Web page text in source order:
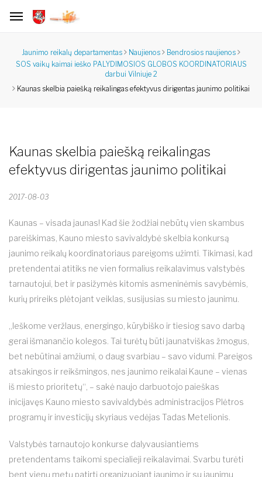
Jaunimo reikalų departamentas Naujienos
Bendrosios naujienos
SOS vaikų kaimai ieško PALYDIMOSIOS GLOBOS KOORDINATORIAUS
darbui Vilniuje 2
Kaunas skelbia paiešką reikalingas efektyvus dirigentas jaunimo politikai
Kaunas skelbia paiešką reikalingas
efektyvus dirigentas jaunimo politikai
2017-08-03
Kaunas – visada jaunas! Kad šie žodžiai nebūtų vien skambus
pareiškimas, Kauno miesto savivaldybė skelbia konkursą
jaunimo reikalų koordinatoriaus pareigoms užimti. Tikimasi, kad
pretendentai atitiks ne vien formalius reikalavimus valstybės
tarnautojui, bet ir pasižymės kitomis asmeninėmis savybėmis,
kurių prireiks plėtojant veiklas, susijusias su miesto jaunimu.
„Ieškome veržlaus, energingo, kūrybiško ir tiesiog savo darbą
gerai išmanančio kolegos. Tai turėtų būti jaunatviškas žmogus,
bet nebūtinai amžiumi, o daug svarbiau – savo vidumi. Pareigos
atsakingos ir reikšmingos, nes jaunimo reikalai Kaune – vienas
iš miesto prioritetų“, – sakė naujo darbuotojo paieškas
inicijavęs Kauno miesto savivaldybės administracijos Plėtros
programų ir investicijų skyriaus vedėjas Tadas Metelionis.
Valstybės tarnautojo konkurse dalyvausiantiems
pretendentams taikomi specialieji reikalavimai. Svarbu turėti
bent vienų metų patirtį organizuojant jaunimo ir su jaunimu